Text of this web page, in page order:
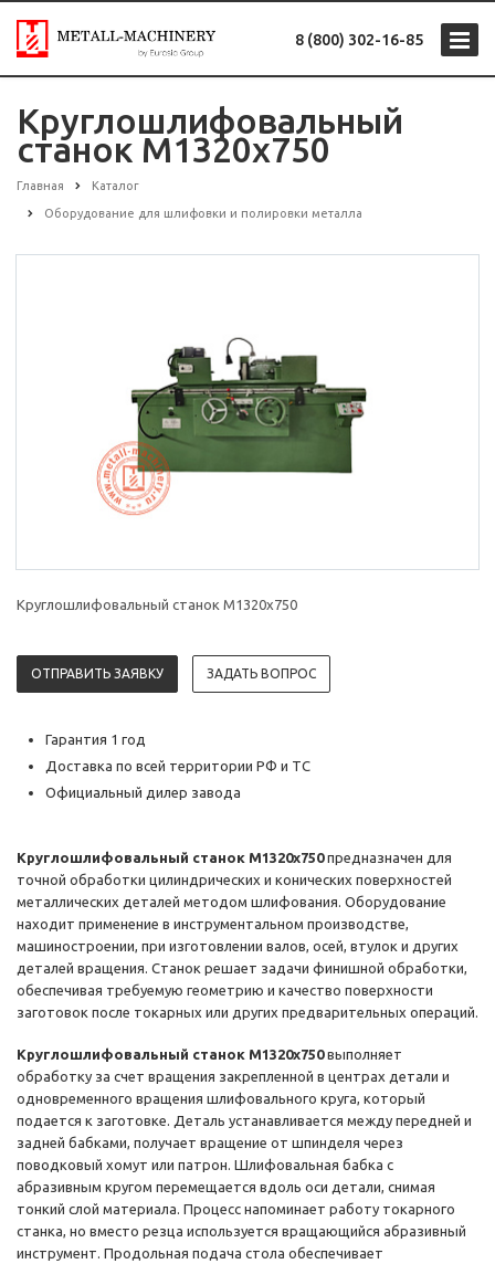
8 (800) 302-16-85
Круглошлифовальный
станок М1320х750
Главная Каталог
Оборудование для шлифовки и полировки металла
Круглошлифовальный станок М1320х750
ОТПРАВИТЬ ЗАЯВКУ ЗАДАТЬ ВОПРОС
Гарантия 1 год
Доставка по всей территории РФ и ТС
Официальный дилер завода
Круглошлифовальный станок М1320х750предназначен для
точной обработки цилиндрических и конических поверхностей
металлических деталей методом шлифования. Оборудование
находит применение в инструментальном производстве,
машиностроении, при изготовлении валов, осей, втулок и других
деталей вращения. Станок решает задачи финишной обработки,
обеспечивая требуемую геометрию и качество поверхности
заготовок после токарных или других предварительных операций.
Круглошлифовальный станок М1320х750выполняет
обработку за счет вращения закрепленной в центрах детали и
одновременного вращения шлифовального круга, который
подается к заготовке. Деталь устанавливается между передней и
задней бабками, получает вращение от шпинделя через
поводковый хомут или патрон. Шлифовальная бабка с
абразивным кругом перемещается вдоль оси детали, снимая
тонкий слой материала. Процесс напоминает работу токарного
станка, но вместо резца используется вращающийся абразивный
инструмент. Продольная подача стола обеспечивает